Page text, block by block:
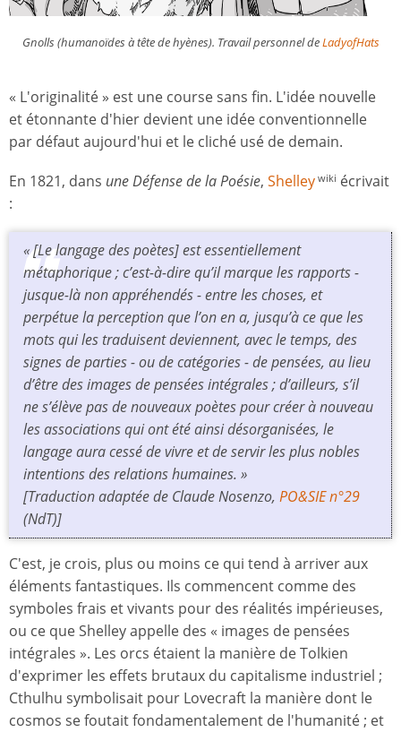
Gnolls (humanoïdes à tête de hyènes). Travail personnel deLadyofHats
« L'originalité » est une course sans fin. L'idée nouvelle
et étonnante d'hier devient une idée conventionnelle
par défaut aujourd'hui et le cliché usé de demain.
En 1821, dans une Défense de la Poésie, Shelley wiki écrivait
:
« [Le langage des poètes] est essentiellement
métaphorique ; c’est-à-dire qu’il marque les rapports -
jusque-là non appréhendés - entre les choses, et
perpétue la perception que l’on en a, jusqu’à ce que les
mots qui les traduisent deviennent, avec le temps, des
signes de parties - ou de catégories - de pensées, au lieu
d’être des images de pensées intégrales ; d’ailleurs, s’il
ne s’élève pas de nouveaux poètes pour créer à nouveau
les associations qui ont été ainsi désorganisées, le
langage aura cessé de vivre et de servir les plus nobles
intentions des relations humaines. »
[Traduction adaptée de Claude Nosenzo, PO&SIE n°29
(NdT)]
C'est, je crois, plus ou moins ce qui tend à arriver aux
éléments fantastiques. Ils commencent comme des
symboles frais et vivants pour des réalités impérieuses,
ou ce que Shelley appelle des « images de pensées
intégrales ». Les orcs étaient la manière de Tolkien
d'exprimer les effets brutaux du capitalisme industriel ;
Cthulhu symbolisait pour Lovecraft la manière dont le
cosmos se foutait fondamentalement de l'humanité ; et